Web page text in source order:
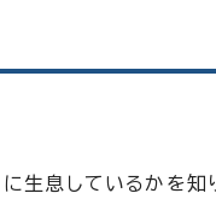
生息しているかを知